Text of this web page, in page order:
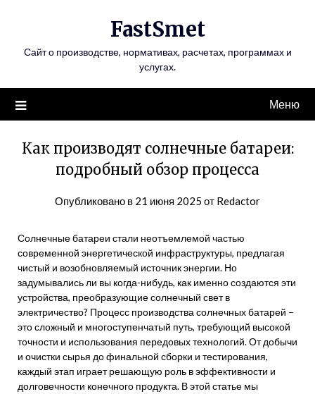
FastSmet
Сайт о производстве, нормативах, расчетах, программах и
услугах.
Меню
Как производят солнечные батареи:
подробный обзор процесса
Опубликовано в 21 июня 2025 от Redactor
Солнечные батареи стали неотъемлемой частью
современной энергетической инфраструктуры, предлагая
чистый и возобновляемый источник энергии. Но
задумывались ли вы когда-нибудь, как именно создаются эти
устройства, преобразующие солнечный свет в
электричество? Процесс производства солнечных батарей –
это сложный и многоступенчатый путь, требующий высокой
точности и использования передовых технологий. От добычи
и очистки сырья до финальной сборки и тестирования,
каждый этап играет решающую роль в эффективности и
долговечности конечного продукта. В этой статье мы